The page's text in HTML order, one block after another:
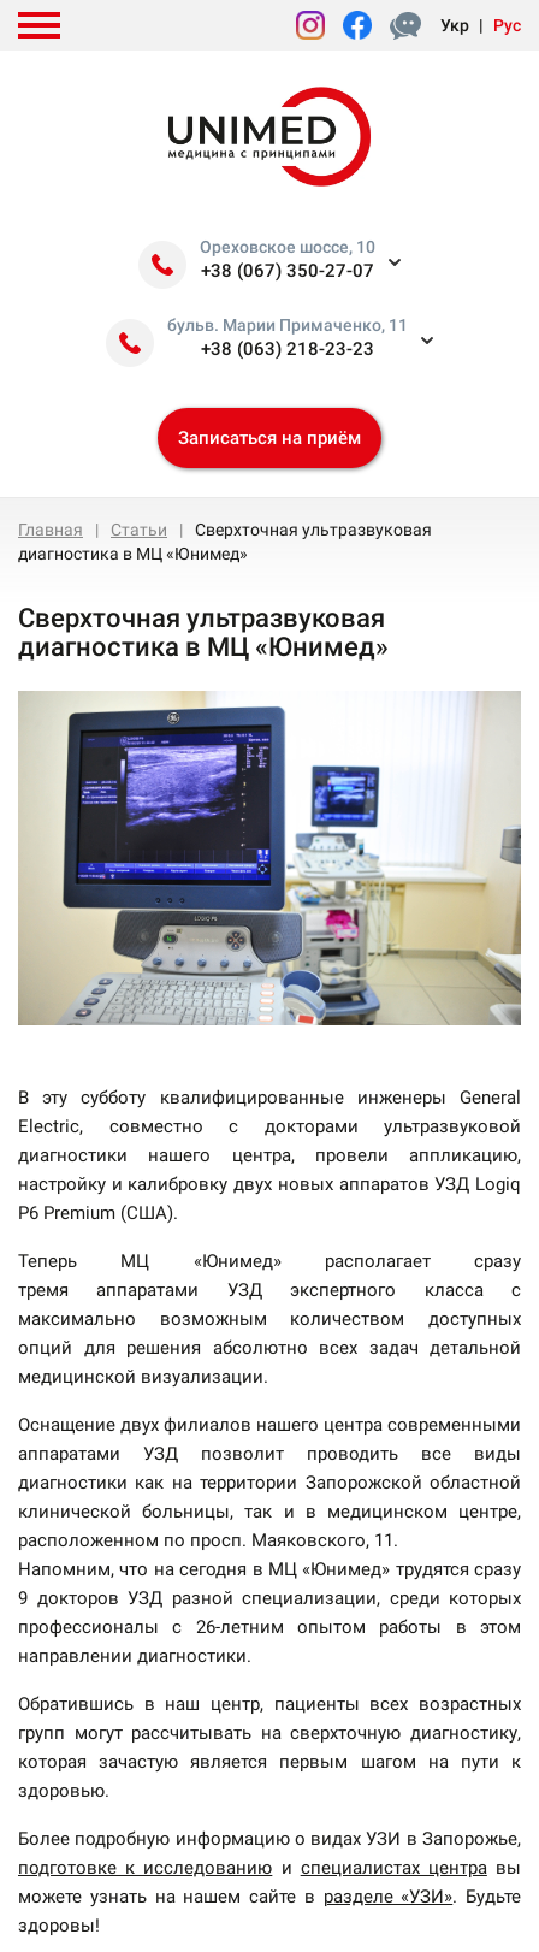
Укр | Рус
Ореховское шоссе, 10
+38 (067) 350-27-07
бульв. Марии Примаченко, 11
+38 (063) 218-23-23
Записаться на приём
Главная Статьи
Сверхточная ультразвуковая
диагностика в МЦ «Юнимед»
Сверхточная ультразвуковая
диагностика в МЦ «Юнимед»
В эту субботу квалифицированные инженеры General
Electric, совместно с докторами ультразвуковой
диагностики нашего центра, провели аппликацию,
настройку и калибровку двух новых аппаратов УЗД Logiq
P6 Premium (США).
Теперь МЦ «Юнимед» располагает сразу
тремя аппаратами УЗД экспертного класса с
максимально возможным количеством доступных
опций для решения абсолютно всех задач детальной
медицинской визуализации.
Оснащение двух филиалов нашего центра современными
аппаратами УЗД позволит проводить все виды
диагностики как на территории Запорожской областной
клинической больницы, так и в медицинском центре,
расположенном по просп. Маяковского, 11.
Напомним, что на сегодня в МЦ «Юнимед» трудятся сразу
9 докторов УЗД разной специализации, среди которых
профессионалы с 26-летним опытом работы в этом
направлении диагностики.
Обратившись в наш центр, пациенты всех возрастных
групп могут рассчитывать на сверхточную диагностику,
которая зачастую является первым шагом на пути к
здоровью.
Более подробную информацию о видах УЗИ в Запорожье,
подготовке к исследованию и специалистах центравы
можете узнать на нашем сайте в разделе «УЗИ». Будьте
здоровы!